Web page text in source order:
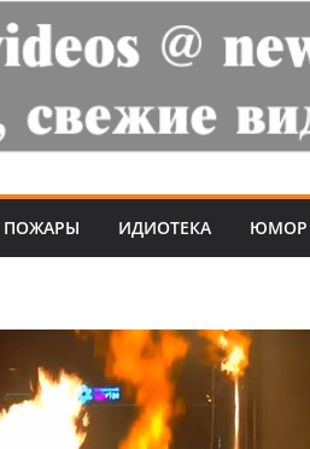
ПОЖАРЫ ИДИОТЕКА ЮМОР